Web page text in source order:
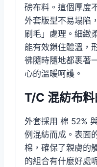
磅布料。這個厚度
外套版型不易塌陷
刷毛」處理。細緻
能有效鎖住體溫，
彿隨時隨地都裹著
心的溫暖呵護。
T/C 混紡布料
外套採用 棉 52%
例混紡而成。表面
棉，確保了親膚的
的組合有什麼好處